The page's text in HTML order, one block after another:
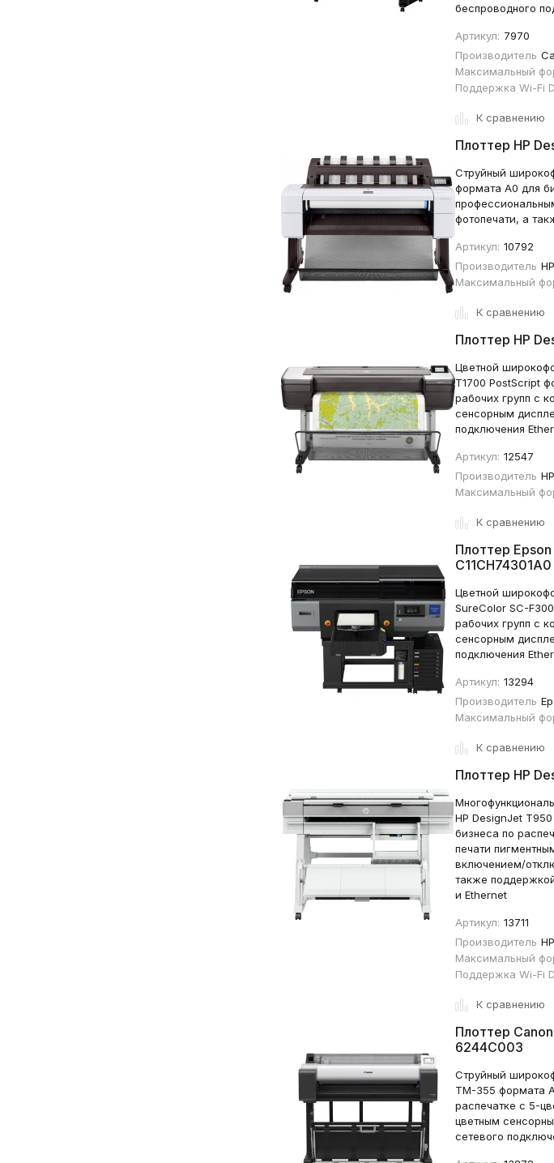
беспроводного
Артикул: 7970
Производитель
Максимальный
Поддержка Wi-Fi
К сравнению
Плоттер HP
Струйный
формата А0 для
фотопечати, а
Артикул: 10792
Производитель HP
Максимальный
К сравнению
Плоттер HP
Цветной
T1700 PostScript
рабочих групп с
сенсорным
подключения
Артикул: 12547
Производитель HP
Максимальный
К сравнению
Плоттер
C11CH74301A0
Цветной
SureColor SC-
рабочих групп с
сенсорным
подключения
Артикул: 13294
Производитель
Максимальный
К сравнению
Плоттер HP
HP DesignJet
бизнеса по
печати
включением/
также
и Ethernet
Артикул: 13711
Производитель HP
Максимальный
Поддержка Wi-Fi
К сравнению
Плоттер
6244C003
Струйный
TM-355 формата
распечатке с 5-
цветным
сетевого